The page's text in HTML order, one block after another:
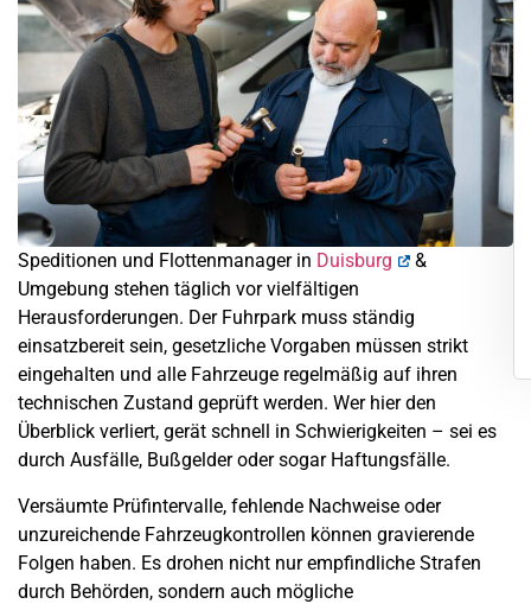
Speditionen und Flottenmanager in Duisburg
&
Umgebung stehen täglich vor vielfältigen
Herausforderungen. Der Fuhrpark muss ständig
einsatzbereit sein, gesetzliche Vorgaben müssen strikt
eingehalten und alle Fahrzeuge regelmäßig auf ihren
technischen Zustand geprüft werden. Wer hier den
Überblick verliert, gerät schnell in Schwierigkeiten – sei es
durch Ausfälle, Bußgelder oder sogar Haftungsfälle.
Versäumte Prüfintervalle, fehlende Nachweise oder
unzureichende Fahrzeugkontrollen können gravierende
Folgen haben. Es drohen nicht nur empfindliche Strafen
durch Behörden, sondern auch mögliche